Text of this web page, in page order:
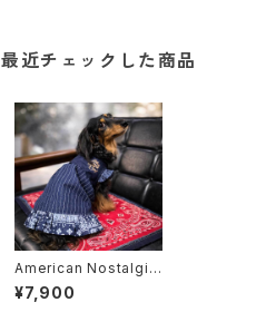
最近チェックした商品
American Nostalgic
Denim Dress
¥7,900